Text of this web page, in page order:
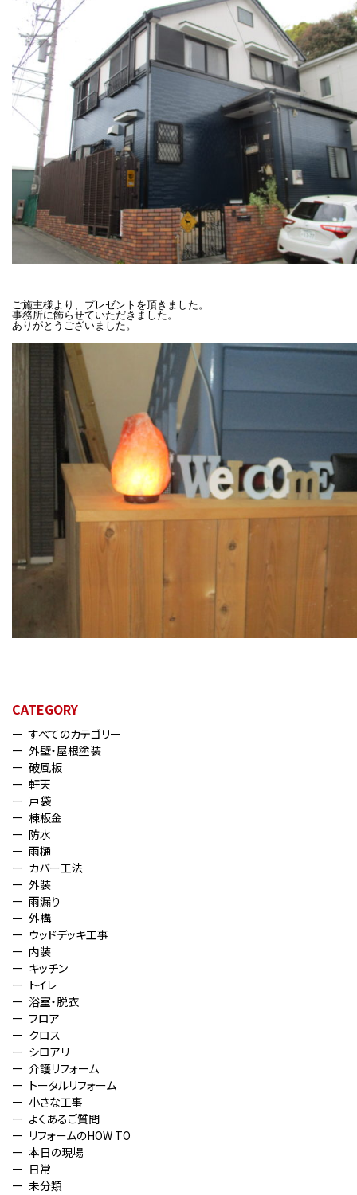
ご施主様より、プレゼントを頂きました。
事務所に飾らせていただきました。
CATEGORY
すべてのカテゴリー
外壁・屋根塗装
破風板
軒天
戸袋
棟板金
防水
雨樋
カバー工法
外装
雨漏り
外構
ウッドデッキ工事
内装
キッチン
トイレ
浴室・脱衣
フロア
クロス
シロアリ
介護リフォーム
トータルリフォーム
小さな工事
よくあるご質問
リフォームのHOW TO
本日の現場
日常
未分類